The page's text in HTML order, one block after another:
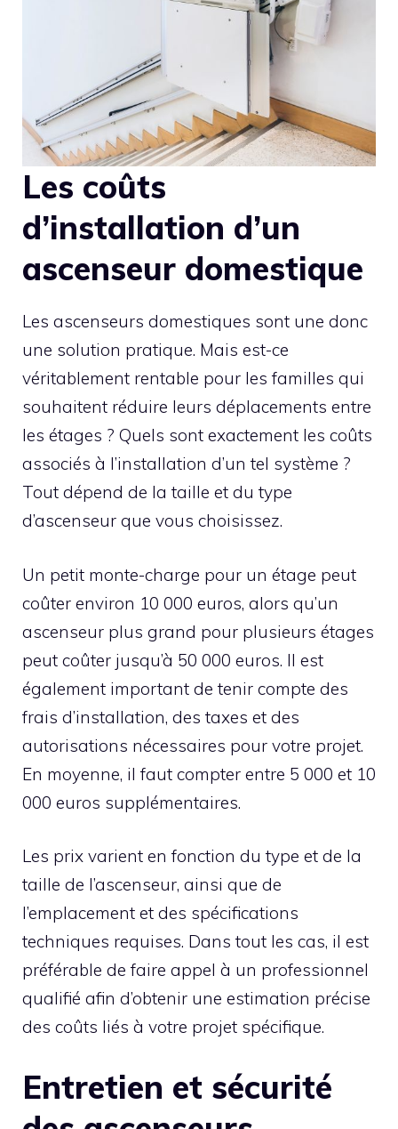
Les coûts
d’installation d’un
ascenseur domestique
Les ascenseurs domestiques sont une donc
une solution pratique. Mais est-ce
véritablement rentable pour les familles qui
souhaitent réduire leurs déplacements entre
les étages ? Quels sont exactement les coûts
associés à l’installation d’un tel système ?
Tout dépend de la taille et du type
d’ascenseur que vous choisissez.
Un petit monte-charge pour un étage peut
coûter environ 10 000 euros, alors qu’un
ascenseur plus grand pour plusieurs étages
peut coûter jusqu’à 50 000 euros. Il est
également important de tenir compte des
frais d’installation, des taxes et des
autorisations nécessaires pour votre projet.
En moyenne, il faut compter entre 5 000 et 10
000 euros supplémentaires.
Les prix varient en fonction du type et de la
taille de l’ascenseur, ainsi que de
l’emplacement et des spécifications
techniques requises. Dans tout les cas, il est
préférable de faire appel à un professionnel
qualifié afin d’obtenir une estimation précise
des coûts liés à votre projet spécifique.
Entretien et sécurité